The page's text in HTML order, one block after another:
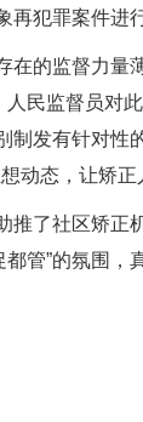
罪案件进
的监督力量
民监督员
发有针对
动态，让矫正
了社区矫正
管”的氛围